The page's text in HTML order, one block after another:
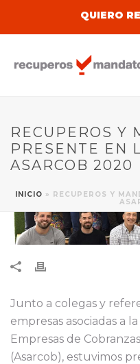
QUIERO
RECUPEROS Y
PRESENTE EN
ASARCOB 2020
INICIO » RECUPEROS Y
Junto a colegas y
empresas asociadas a
Empresas de
(Asarcob), estuvimos